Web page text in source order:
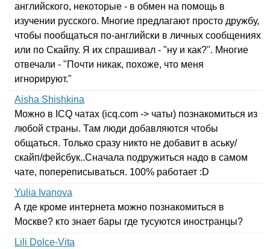
английского, некоторые - в обмен на помощь в
изучении русского. Многие предлагают просто дружбу,
чтобы пообщаться по-английски в личных сообщениях
или по Скайпу. Я их спрашивал - "ну и как?". Многие
отвечали - "Почти никак, похоже, что меня
игнорируют."
Aisha Shishkina
Можно в ICQ чатах (icq.com -> чаты) познакомиться из
любой страны. Там люди добавляются чтобы
общаться. Только сразу никто не добавит в аську/
скайп/фейсбук..Сначала подружиться надо в самом
чате, попереписываться. 100% работает :D
Yulia Ivanova
А где кроме интернета можно познакомиться в
Москве? кто знает бары где тусуются иностранцы?
Lili Dolce-Vita